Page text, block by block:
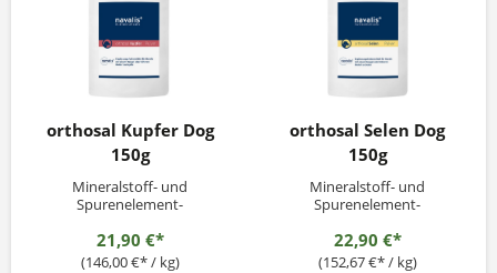
orthosal Kupfer Dog
150g
Mineralstoff- und
Spurenelement-
21,90 €*
(146,00 €* / kg)
orthosal Selen Dog
150g
Mineralstoff- und
Spurenelement-
22,90 €*
(152,67 €* / kg)